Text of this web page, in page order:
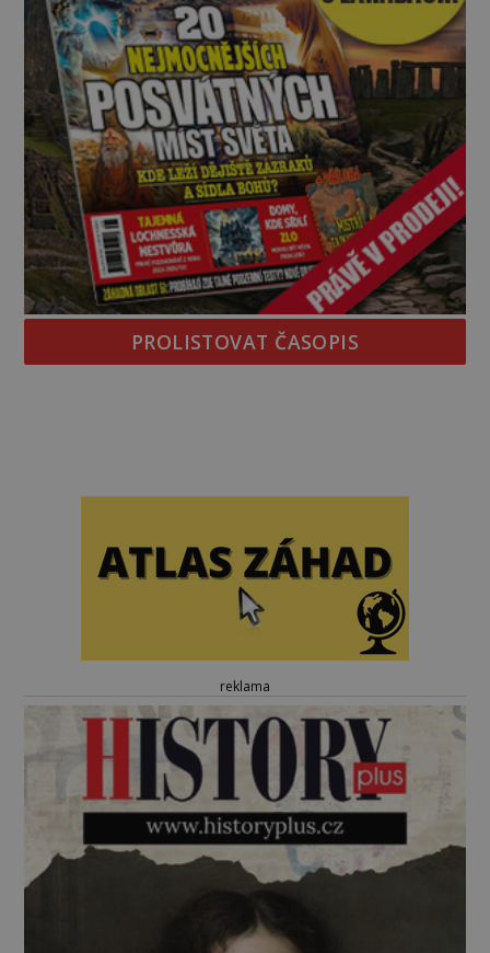
PROLISTOVAT ČASOPIS
reklama